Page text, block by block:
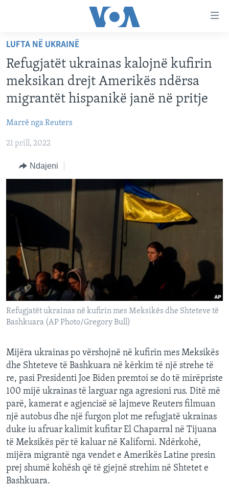
faqen
kryesore
tek
faqja
Kalo
tek
FAQJA KRYESORE
KATEGORITË
AMERIKA
EVROPA
BOTA
MJEDISI
SHKENCË DHE TEKNOLOGJI
SHËNDETËSI
DITARI
DITARI
Learning English
FOLLOW US
Gjuhët
LUFTA NË UKRAINË
Refugjatët ukrainas kalojnë kufirin
meksikan drejt Amerikës ndërsa
migrantët hispanikë janë në pritje
Marrë nga Reuters
21 prill, 2022
Ndajeni
Refugjatët ukrainas në kufirin mes Meksikës dhe Shteteve të
Bashkuara (AP Photo/Gregory Bull)
Mijëra ukrainas po vërshojnë në kufirin mes Meksikës
dhe Shteteve të Bashkuara në kërkim të një strehe të
re, pasi Presidenti Joe Biden premtoi se do të mirëpriste
100 mijë ukrainas të larguar nga agresioni rus. Ditë më
parë, kamerat e agjencisë së lajmeve Reuters filmuan
një autobus dhe një furgon plot me refugjatë ukrainas
duke iu afruar kalimit kufitar El Chaparral në Tijuana
të Meksikës për të kaluar në Kaliforni. Ndërkohë,
mijëra migrantë nga vendet e Amerikës Latine presin
prej shumë kohësh që të gjejnë strehim në Shtetet e
Bashkuara.